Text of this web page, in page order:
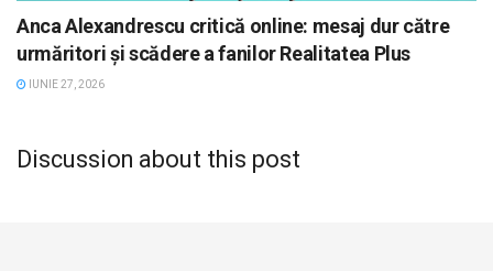
Anca Alexandrescu critică online: mesaj dur către
urmăritori și scădere a fanilor Realitatea Plus
IUNIE 27, 2026
Discussion about this post